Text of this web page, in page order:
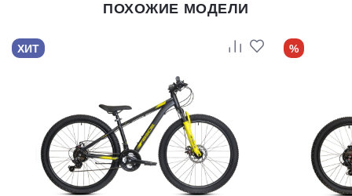
ПОХОЖИЕ МОДЕЛИ
ХИТ %